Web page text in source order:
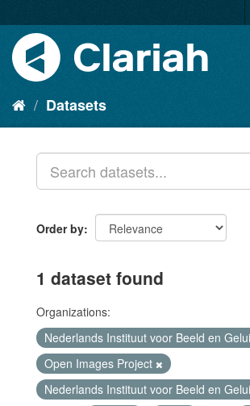
Datasets
Order by
1 dataset found
Organizations:
Nederlands Instituut voor Beeld en
Open Images Project
Nederlands Instituut voor Beeld en